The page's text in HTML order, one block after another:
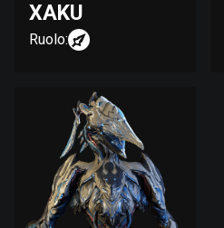
XAKU
Ruolo: